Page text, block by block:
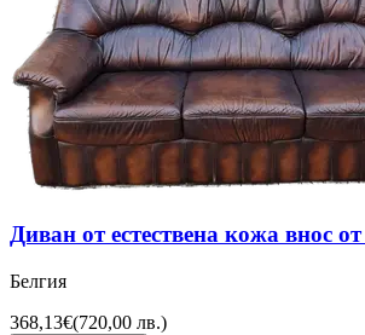
Диван от естествена кожа внос
Белгия
368,13€(720,00 лв.)